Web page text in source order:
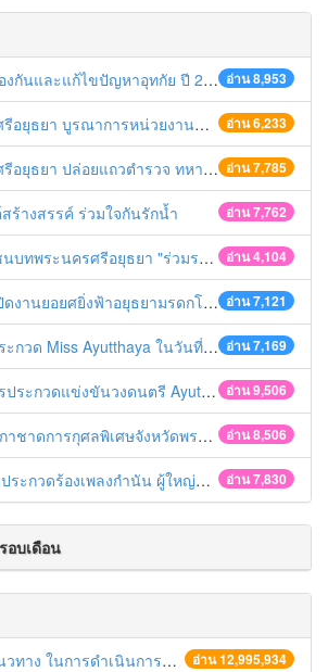
อ่าน 8,953
กันและแก้ไขปัญหาอุทกัย ปี 2561
อ่าน 6,233
นมาตรการตามบทลงโทษสูงสุดกับผู้ประกอบการร้านค้าที่ยังฝ่าฝืนตั้งร้านค้ารุกล้ำเขตพื้นที่ทางหลวง เตรียมความปลอดภัยก่อนเทศกาลสงกรานต์
อ่าน 7,785
า 100 นาย ตรวจเข้มท่ารถสาธารณะ สถานีขนส่งรถโดยสาร วินรถตู้ และสถานีรถไฟ เตรียมรับมือเทศกาลสงกรานต์
อ่าน 7,762
ร้างสรรค์ ร่วมใจกันรักน้ำ
อ่าน 4,104
ร่วมรณรงค์ ขับช้า เปิดไฟหน้า คาดเข็มขัด" เทศกาลสงกรานต์ ปี 2561
อ่าน 7,121
านยอยศยิ่งฟ้าอยุธยามรดกโลก
อ่าน 7,169
Ayutthaya ในวันที่ 15 ธันวาคม 2560
อ่าน 9,506
งขันวงดนตรี Ayutthaya battle of the bands
อ่าน 8,506
กุศลพิเศษจังหวัดพระนครศรีอยุธยา 2560
อ่าน 7,830
กวดร้องเพลงกำนัน ผู้ใหญ่บ้าน ฯลฯ
อบเดือน
อ่าน 12,995,934
นินการประกอบการตรวจราชการแบบบูรณาการ